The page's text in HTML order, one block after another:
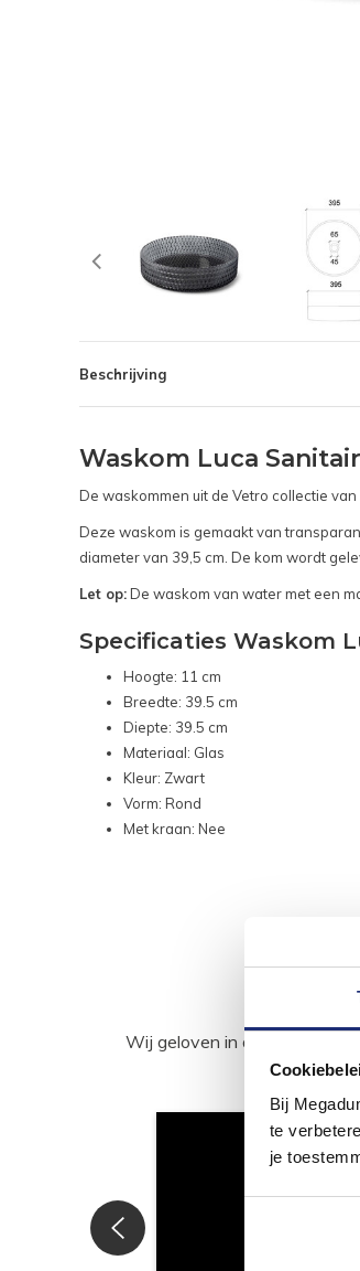
Bij
te
je
Beschrijving
Waskom Luca
De waskommen uit de Vetro collectie
Deze waskom is gemaakt van
diameter van 39,5 cm. De kom wordt
Let op:De waskom van water met een
Specificaties Waskom
Hoogte: 11 cm
Breedte: 39.5 cm
Diepte: 39.5 cm
Materiaal: Glas
Kleur: Zwart
Vorm: Rond
Met kraan: Nee
Wij geloven in de kracht van